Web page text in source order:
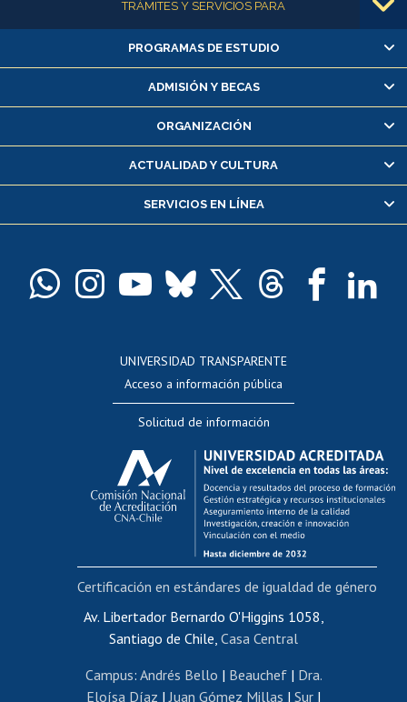
TRÁMITES Y SERVICIOS PARA
Alumnas/os y exalumnas/os
Matrícula en línea
Inscripción y cambio de asignaturas
Consulta y certificado de notas
Servicio médico y dental
Pago de arancel y crédito alumnos
Docentes
Perfeccionamiento
Editar Portafolio Académico
Evaluación docente
Calificación académica
Postulación al AUCAI
Funcionarias/os
Cursos internos de capacitación
Bienestar del personal
Portal de movilidad interna
Certificado de renta
Certificado de renta honorarios
Editar páginas blancas
PROGRAMAS DE ESTUDIO
ADMISIÓN Y BECAS
ORGANIZACIÓN
ACTUALIDAD Y CULTURA
SERVICIOS EN LÍNEA
UNIVERSIDAD TRANSPARENTE
Acceso a información pública
Solicitud de información
Av. Libertador Bernardo O'Higgins 1058,
Santiago de Chile, Casa Central
Campus: Andrés Bello | Beauchef| Dra.
Eloísa Díaz | Juan Gómez Millas | Sur |
Certificación en estándares de igualdad de género